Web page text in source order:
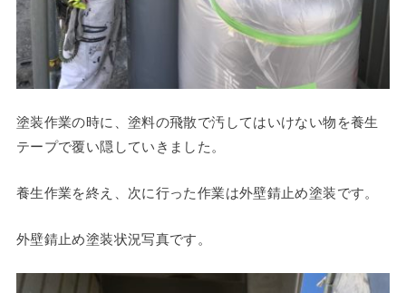
塗装作業の時に、塗料の飛散で汚してはいけない物を養生
テープで覆い隠していきました。
養生作業を終え、次に行った作業は外壁錆止め塗装です。
外壁錆止め塗装状況写真です。